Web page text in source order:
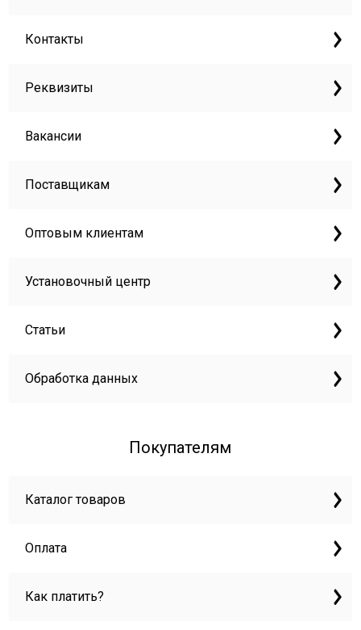
Контакты
Реквизиты
Вакансии
Поставщикам
Оптовым клиентам
Установочный центр
Статьи
Обработка данных
Покупателям
Каталог товаров
Оплата
Как платить?